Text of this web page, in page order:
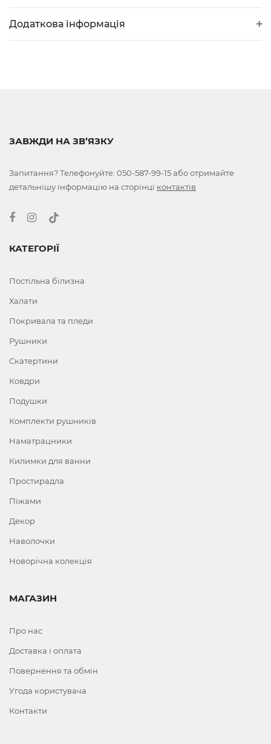
Додаткова інформація
ЗАВЖДИ НА ЗВ’ЯЗКУ
Запитання? Телефонуйте: 050-587-99-15або отримайте
детальнішу інформацію на сторінці контактів
КАТЕГОРІЇ
Постільна білизна
Халати
Покривала та пледи
Рушники
Скатертини
Ковдри
Подушки
Комплекти рушників
Наматрацники
Килимки для ванни
Простирадла
Піжами
Декор
Наволочки
Новорічна колекція
МАГАЗИН
Про нас
Доставка і оплата
Повернення та обмін
Угода користувача
Контакти